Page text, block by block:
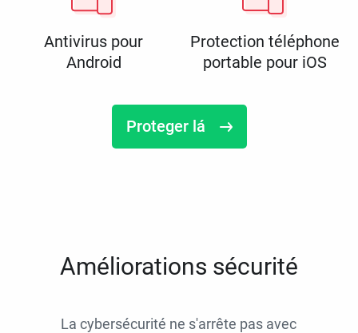
Antivirus pour
Android
Protection téléphone
portable pour iOS
Proteger lá
Améliorations sécurité
La cybersécurité ne s'arrête pas avec